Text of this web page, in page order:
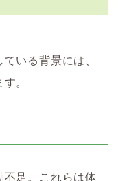
いる背景には、
。
足。これらは体